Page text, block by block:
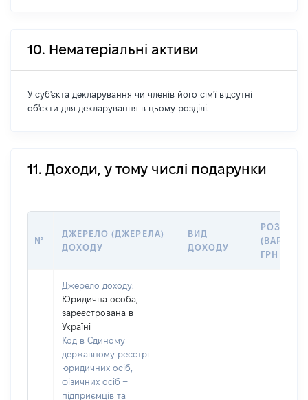
10. Нематеріальні активи
У суб'єкта декларування чи членів його сім'ї відсутні
об'єкти для декларування в цьому розділі.
11. Доходи, у тому числі подарунки
№
ДЖЕРЕЛО (ДЖЕРЕЛА)
ДОХОДУ
ВИД
ДОХОДУ
РОЗМІР
ГРН
Джерело доходу:
Юридична особа,
зареєстрована в
Україні
Код в Єдиному
державному реєстрі
юридичних осіб,
фізичних осіб –
підприємців та